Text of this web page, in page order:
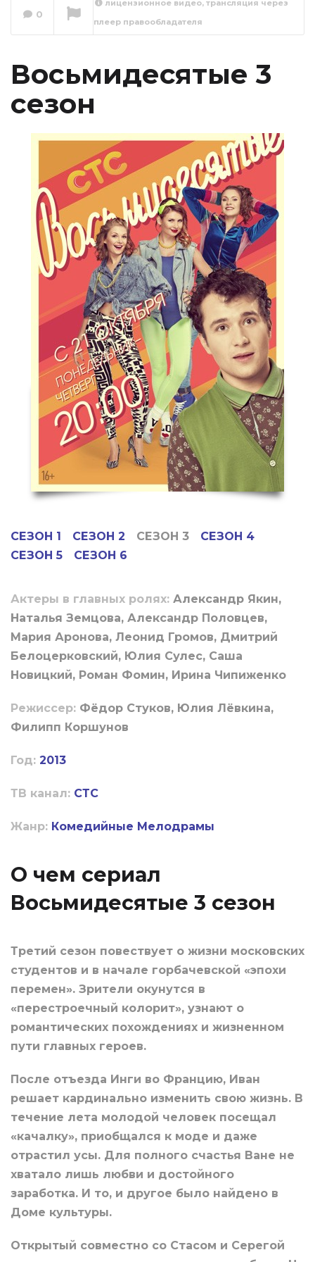
Восьмидесятые 3
0
лицензионное видео, трансляция через
плеер правообладателя
Восьмидесятые 3
сезон
СЕЗОН 1 СЕЗОН 2 СЕЗОН 3
СЕЗОН 4
СЕЗОН 5
СЕЗОН 6
Актеры в главных ролях: Александр Якин,
Наталья Земцова, Александр Половцев,
Мария Аронова, Леонид Громов, Дмитрий
Белоцерковский, Юлия Сулес, Саша
Новицкий, Роман Фомин, Ирина Чипиженко
Режиссер: Фёдор Стуков, Юлия Лёвкина,
Филипп Коршунов
Год: 2013
ТВ канал: СТС
Жанр: Комедийные Мелодрамы
О чем сериал
Восьмидесятые 3 сезон
Третий сезон повествует о жизни московских
студентов и в начале горбачевской «эпохи
перемен». Зрители окунутся в
«перестроечный колорит», узнают о
романтических похождениях и жизненном
пути главных героев.
После отъезда Инги во Францию, Иван
решает кардинально изменить свою жизнь. В
течение лета молодой человек посещал
«качалку», приобщался к моде и даже
отрастил усы. Для полного счастья Ване не
хватало лишь любви и достойного
заработка. И то, и другое было найдено в
Доме культуры.
Открытый совместно со Стасом и Серегой